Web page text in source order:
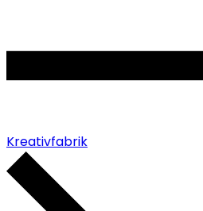
Kreativfabrik